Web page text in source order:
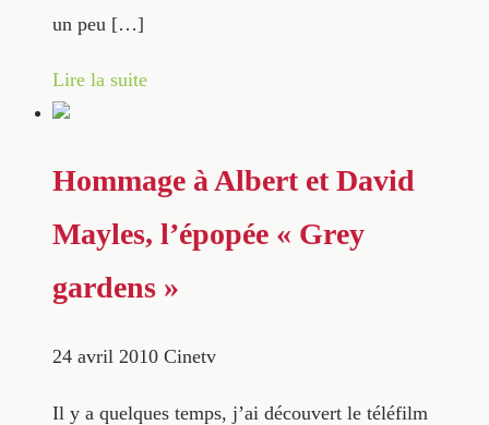
un peu […]
Lire la suite
Hommage à Albert et David
Mayles, l’épopée « Grey
gardens »
24 avril 2010 Cinetv
Il y a quelques temps, j’ai découvert le téléfilm